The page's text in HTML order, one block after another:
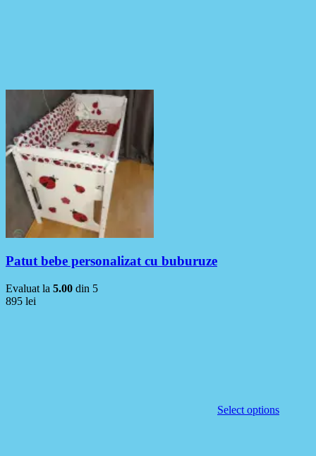
Patut bebe personalizat cu buburuze
Evaluat la 5.00 din 5
895 lei
Select options